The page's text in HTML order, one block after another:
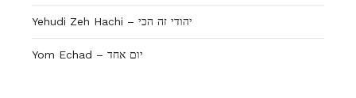
Yehudi Zeh Hachi – יהודי זה הכי
Yom Echad – יום אחד